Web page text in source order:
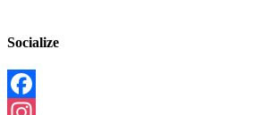
Socialize
Facebook